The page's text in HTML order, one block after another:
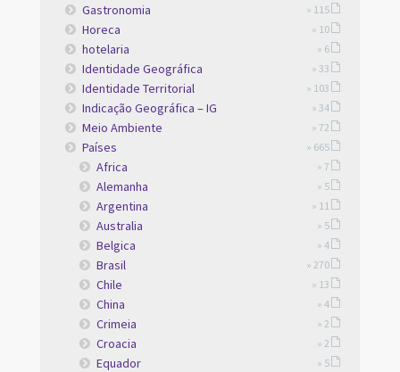
Gastronomia » 115
Horeca » 10
hotelaria » 6
Identidade Geográfica » 33
Identidade Territorial » 103
Indicação Geográfica – IG » 34
Meio Ambiente » 72
Países » 665
Africa » 7
Alemanha » 5
Argentina » 11
Australia » 5
Belgica » 4
Brasil » 270
Chile » 13
China » 4
Crimeia » 2
Croacia » 2
Equador » 5